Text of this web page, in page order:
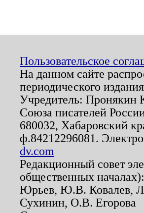
Пользовательское
На данном сайте
периодического
Учредитель: Пронякин
Союза писателей
680032, Хабаровский
ф.84212296081.
dv.com
Редакционный совет
общественных
Юрьев, Ю.В. Ковалев,
Сухинин, О.В. Егорова